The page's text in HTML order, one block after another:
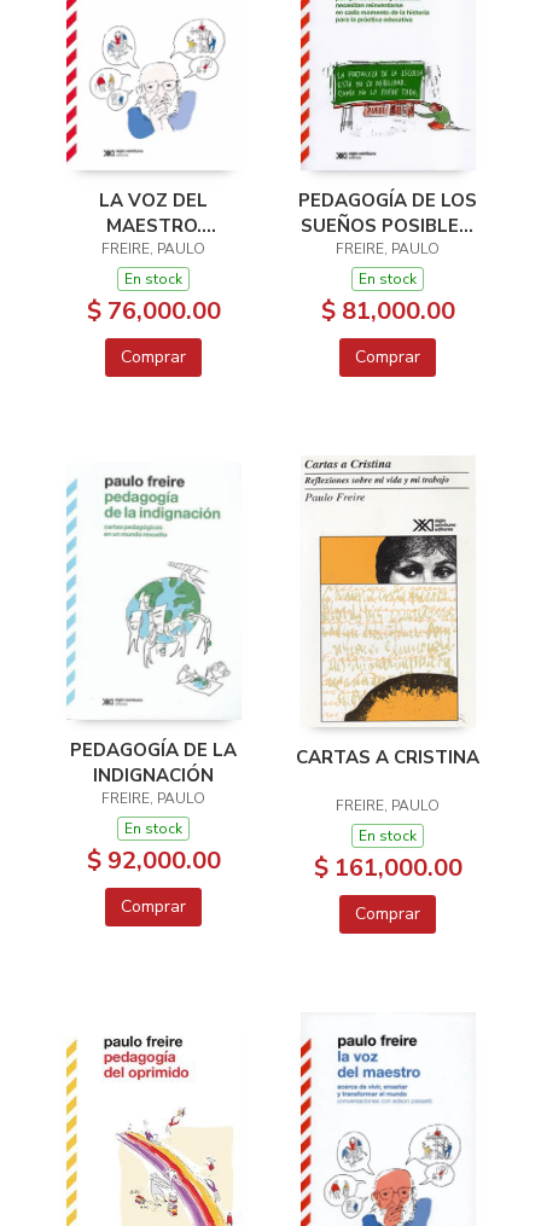
LA VOZ DEL
MAESTRO.
CONVERSACIONES
ACERCA DE VIVIR,
ENSEÑAR Y
TRANSFORMAR EL
MUNDO
FREIRE, PAULO
En stock
$ 76,000.00
Comprar
PEDAGOGÍA DE LOS
SUEÑOS POSIBLES.
POR QUÉ DOCENTES
Y ALUMNOS
NECESITAN
REINVENTARSE EN
CADA MOMENTO DE
LA HISTORIA
FREIRE, PAULO
En stock
$ 81,000.00
Comprar
PEDAGOGÍA DE LA
INDIGNACIÓN
FREIRE, PAULO
En stock
$ 92,000.00
Comprar
CARTAS A CRISTINA
FREIRE, PAULO
En stock
$ 161,000.00
Comprar